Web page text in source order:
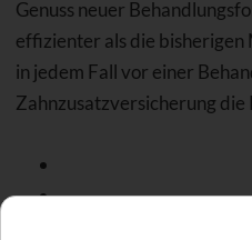
Genuss neuer
effizienter als die bisherigen
in jedem Fall vor einer
Zahnzusatzversicherung die